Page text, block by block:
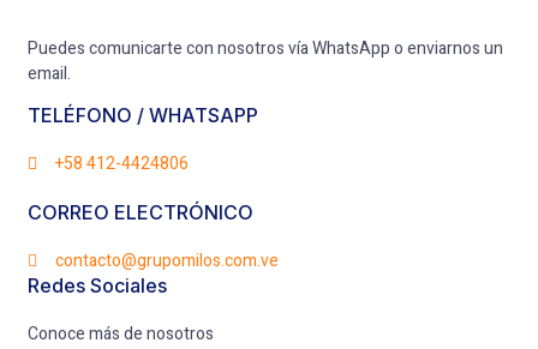
Puedes comunicarte con nosotros vía WhatsApp o enviarnos un
email.
TELÉFONO / WHATSAPP
+58 412-4424806
CORREO ELECTRÓNICO
contacto@grupomilos.com.ve
Redes Sociales
Conoce más de nosotros